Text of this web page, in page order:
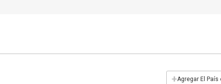
+Agregar El País